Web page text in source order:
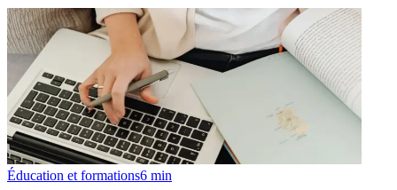
Éducation et formations6 min